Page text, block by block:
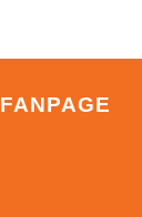
FANPAGE